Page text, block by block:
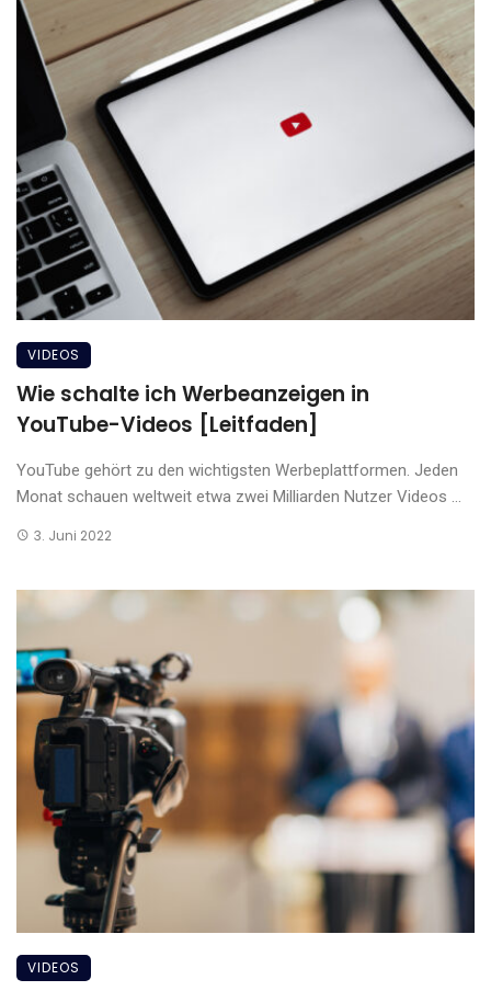
VIDEOS
Wie schalte ich Werbeanzeigen in
YouTube-Videos [Leitfaden]
YouTube gehört zu den wichtigsten Werbeplattformen. Jeden
Monat schauen weltweit etwa zwei Milliarden Nutzer Videos ...
3. Juni 2022
VIDEOS